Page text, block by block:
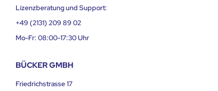
Lizenzberatung und Support:
+49 (2131) 209 89 02
Mo-Fr: 08:00-17:30 Uhr
BÜCKER GMBH
Friedrichstrasse 17